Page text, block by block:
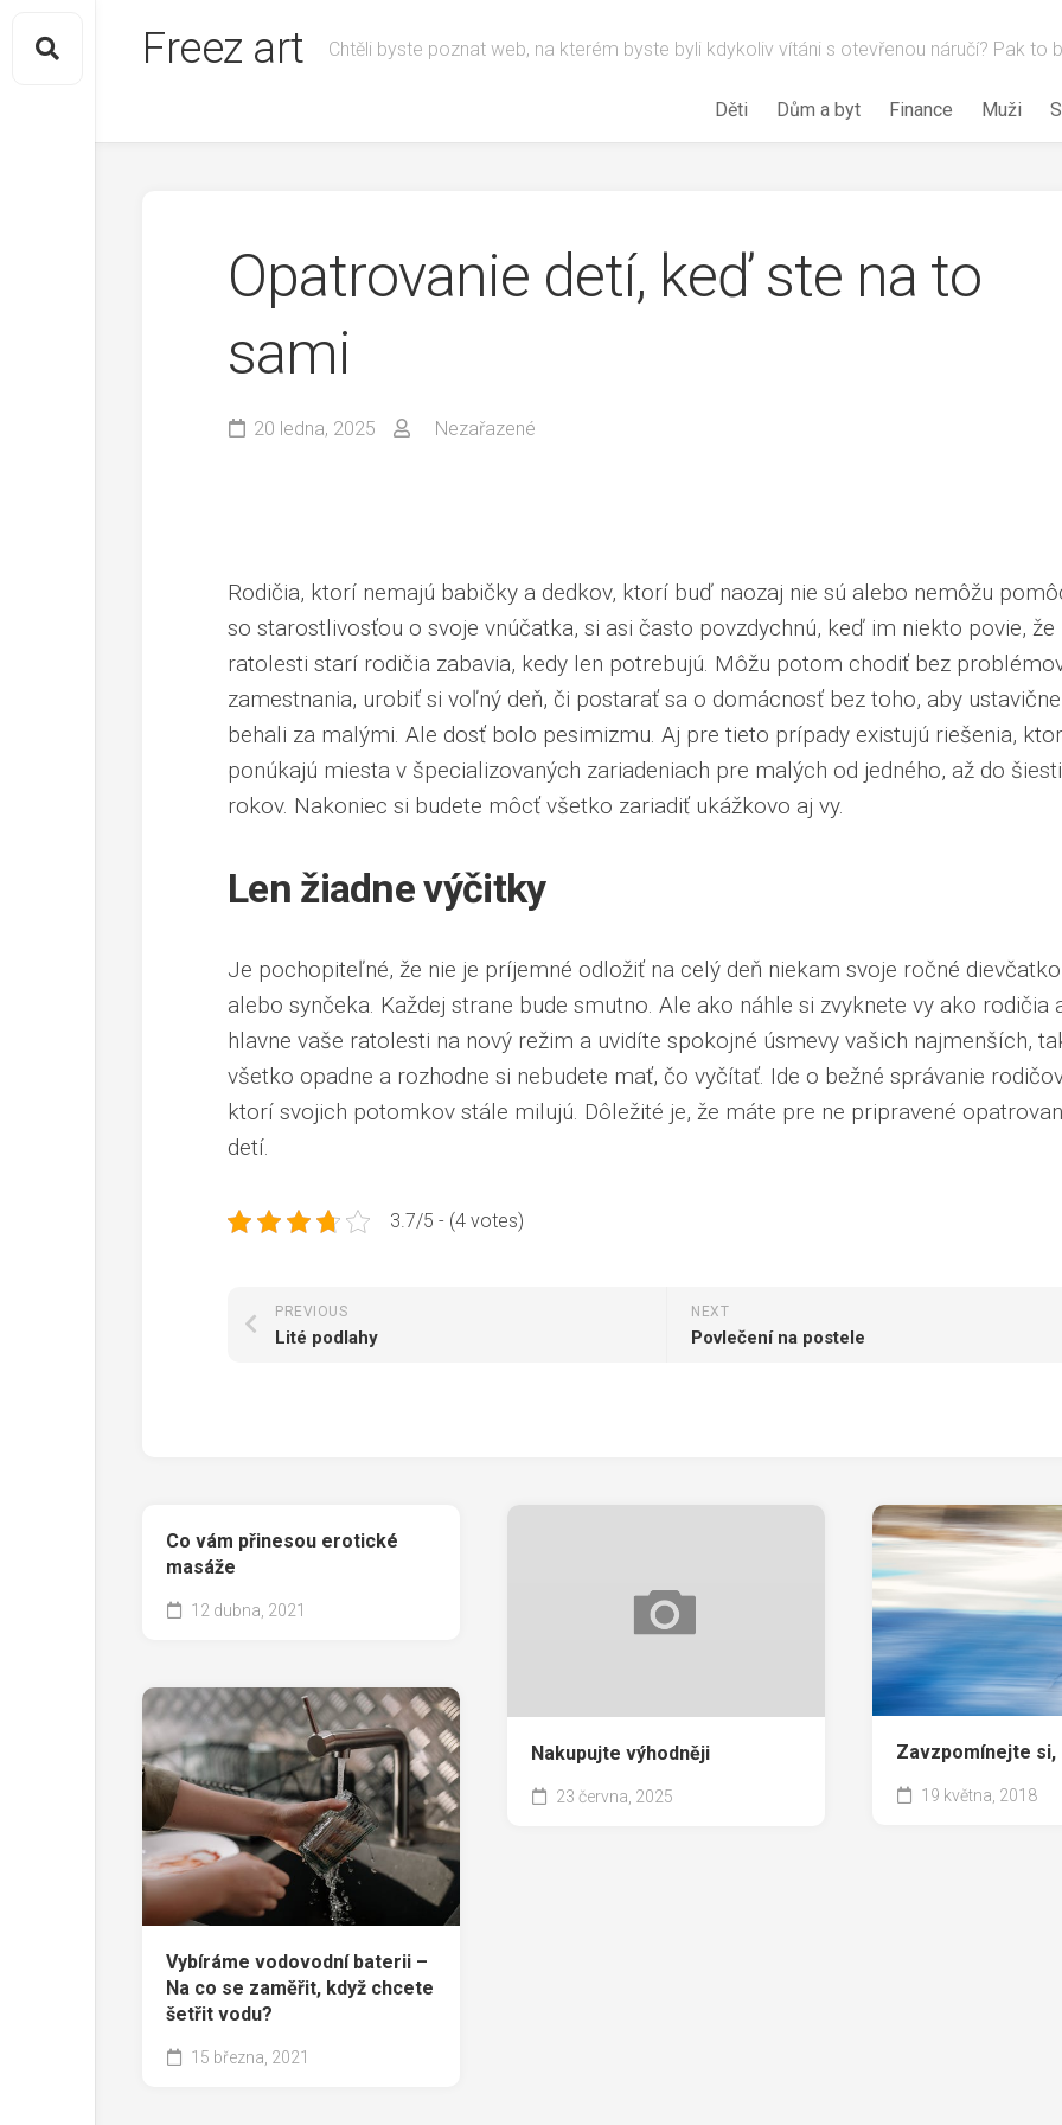
content
Freez art Chtěli byste poznat web, na kterém byste byli kdykoliv vítáni s otevřenou náručí? Pak to
Děti Dům a byt Finance Muži
Opatrovanie detí, keď ste na to
sami
20 ledna, 2025 Nezařazené
Rodičia, ktorí nemajú babičky a dedkov, ktorí buď naozaj nie sú alebo nemôžu
so starostlivosťou o svoje vnúčatka, si asi často povzdychnú, keď im niekto povie, že
ratolesti starí rodičia zabavia, kedy len potrebujú. Môžu potom chodiť bez
zamestnania, urobiť si voľný deň, či postarať sa o domácnosť bez toho, aby ustavične
behali za malými. Ale dosť bolo pesimizmu. Aj pre tieto prípady existujú riešenia,
ponúkajú miesta v špecializovaných zariadeniach pre malých od jedného, až do
rokov. Nakoniec si budete môcť všetko zariadiť ukážkovo aj vy.
Len žiadne výčitky
Je pochopiteľné, že nie je príjemné odložiť na celý deň niekam svoje ročné dievčatko
alebo synčeka. Každej strane bude smutno. Ale ako náhle si zvyknete vy ako rodičia
hlavne vaše ratolesti na nový režim a uvidíte spokojné úsmevy vašich najmenších,
všetko opadne a rozhodne si nebudete mať, čo vyčítať. Ide o bežné správanie
ktorí svojich potomkov stále milujú. Dôležité je, že máte pre ne pripravené
detí.
3.7/5 - (4 votes)
NEXT
Povlečení na postele
PREVIOUS
Lité podlahy
Co vám přinesou erotické
masáže
12 dubna, 2021
Nakupujte výhodněji
23 června, 2025
Zavzpomínejte
19 května, 2018
Vybíráme vodovodní baterii –
Na co se zaměřit, když chcete
šetřit vodu?
15 března, 2021